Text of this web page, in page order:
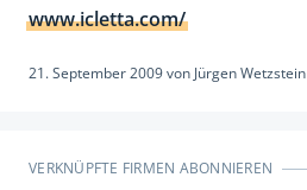
www.icletta.com/
21. September 2009von Jürgen Wetzstein
VERKNÜPFTE FIRMEN ABONNIEREN